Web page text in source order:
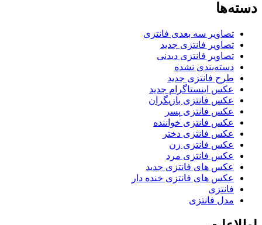
دسته‌ها
تصاویر سه بعدی فانتزی
تصاویر فانتزی جدید
تصاویر فانتزی دیدنی
دسته‌بندی نشده
طرح فانتزی جدید
عکس اینستاگرام جدید
عکس فانتزی بازیگران
عکس فانتزی پسر
عکس فانتزی خواننده
عکس فانتزی دختر
عکس فانتزی زن
عکس فانتزی مرد
عکس های فانتزی جدید
عکس های فانتزی خنده دار
فانتزی
مدل فانتزی